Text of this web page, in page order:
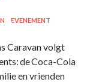
EVENEMENT
Caravan volgt
de Coca-Cola
en vrienden